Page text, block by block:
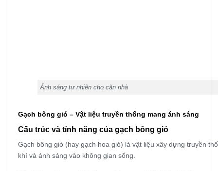
Ánh sáng tự nhiên cho căn nhà
Gạch bông gió – Vật liệu truyền thống mang ánh sáng
Cấu trúc và tính năng của gạch bông gió
Gạch bông gió (hay gạch hoa gió) là vật liệu xây dựng truyền
khí và ánh sáng vào không gian sống.